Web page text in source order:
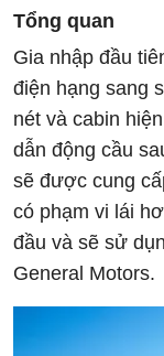
Tổng quan
Gia nhập đầu
điện hạng sang
nét và cabin
dẫn động cầu
sẽ được cung
có phạm vi lái
đầu và sẽ sử
General Motors.